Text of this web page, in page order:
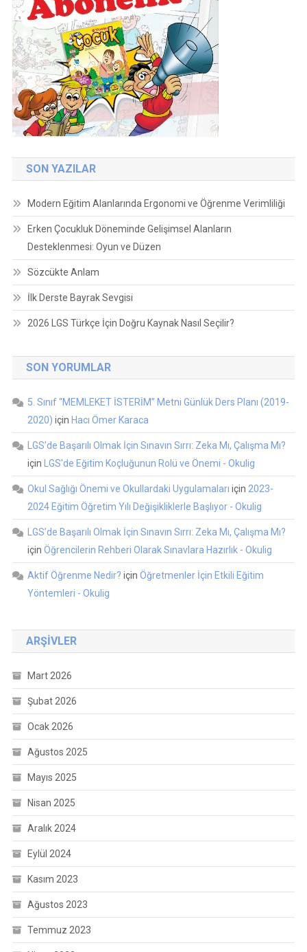
SON YAZILAR
Modern Eğitim Alanlarında Ergonomi ve Öğrenme Verimliliği
Erken Çocukluk Döneminde Gelişimsel Alanların
Desteklenmesi: Oyun ve Düzen
Sözcükte Anlam
İlk Derste Bayrak Sevgisi
2026 LGS Türkçe İçin Doğru Kaynak Nasıl Seçilir?
SON YORUMLAR
5. Sınıf “MEMLEKET İSTERİM” Metni Günlük Ders Planı (2019-
2020) için Hacı Ömer Karaca
LGS’de Başarılı Olmak İçin Sınavın Sırrı: Zeka Mı, Çalışma Mı?
için
LGS'de Eğitim Koçluğunun Rolü ve Önemi - Okulig
Okul Sağlığı Önemi ve Okullardaki Uygulamaları için 2023-
2024 Eğitim Öğretim Yılı Değişikliklerle Başlıyor - Okulig
LGS’de Başarılı Olmak İçin Sınavın Sırrı: Zeka Mı, Çalışma Mı?
için Öğrencilerin Rehberi Olarak Sınavlara Hazırlık - Okulig
Aktif Öğrenme Nedir? için Öğretmenler İçin Etkili Eğitim
Yöntemleri - Okulig
ARŞIVLER
Mart 2026
Şubat 2026
Ocak 2026
Ağustos 2025
Mayıs 2025
Nisan 2025
Aralık 2024
Eylül 2024
Kasım 2023
Ağustos 2023
Temmuz 2023